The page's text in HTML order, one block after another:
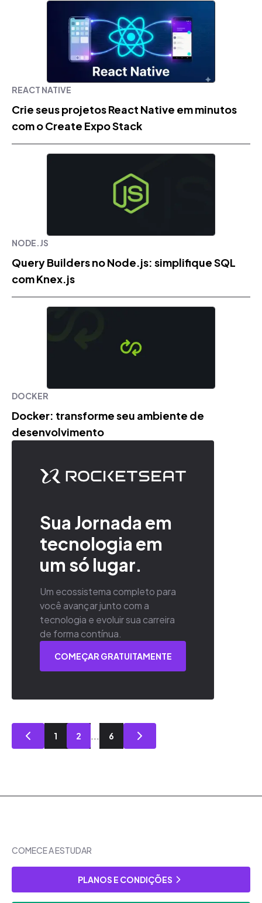
REACT NATIVE
Crie seus projetos React Native em minutos
com o Create Expo Stack
NODE.JS
Query Builders no Node.js: simplifique SQL
com Knex.js
DOCKER
Docker: transforme seu ambiente de
desenvolvimento
Sua Jornada em
tecnologia em
um só lugar.
Um ecossistema completo para
você avançar junto com a
tecnologia e evoluir sua carreira
de forma contínua.
COMEÇAR GRATUITAMENTE
1 2 ... 6
COMECE A ESTUDAR
PLANOS E CONDIÇÕES